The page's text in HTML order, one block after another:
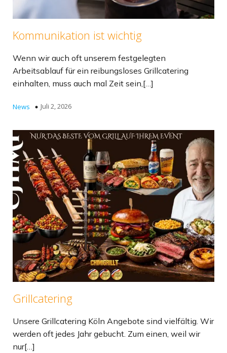
Kommunikation ist wichtig
Wenn wir auch oft unserem festgelegten
Arbeitsablauf für ein reibungsloses Grillcatering
einhalten, muss auch mal Zeit sein,[…]
News Juli 2, 2026
Grillcatering
Unsere Grillcatering Köln Angebote sind vielfältig. Wir
werden oft jedes Jahr gebucht. Zum einen, weil wir
nur[…]